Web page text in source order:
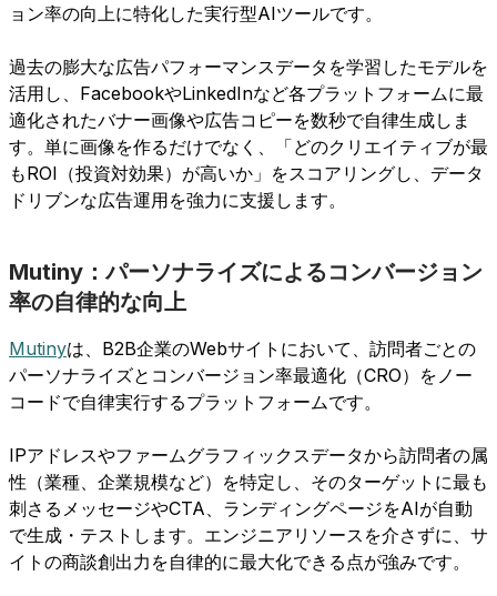
ョン率の向上に特化した実行型AIツールです。
過去の膨大な広告パフォーマンスデータを学習したモデルを
活用し、FacebookやLinkedInなど各プラットフォームに最
適化されたバナー画像や広告コピーを数秒で自律生成しま
す。単に画像を作るだけでなく、「どのクリエイティブが最
もROI（投資対効果）が高いか」をスコアリングし、データ
ドリブンな広告運用を強力に支援します。
Mutiny：パーソナライズによるコンバージョン
率の自律的な向上
Mutinyは、B2B企業のWebサイトにおいて、訪問者ごとの
パーソナライズとコンバージョン率最適化（CRO）をノー
コードで自律実行するプラットフォームです。
IPアドレスやファームグラフィックスデータから訪問者の属
性（業種、企業規模など）を特定し、そのターゲットに最も
刺さるメッセージやCTA、ランディングページをAIが自動
で生成・テストします。エンジニアリソースを介さずに、サ
イトの商談創出力を自律的に最大化できる点が強みです。